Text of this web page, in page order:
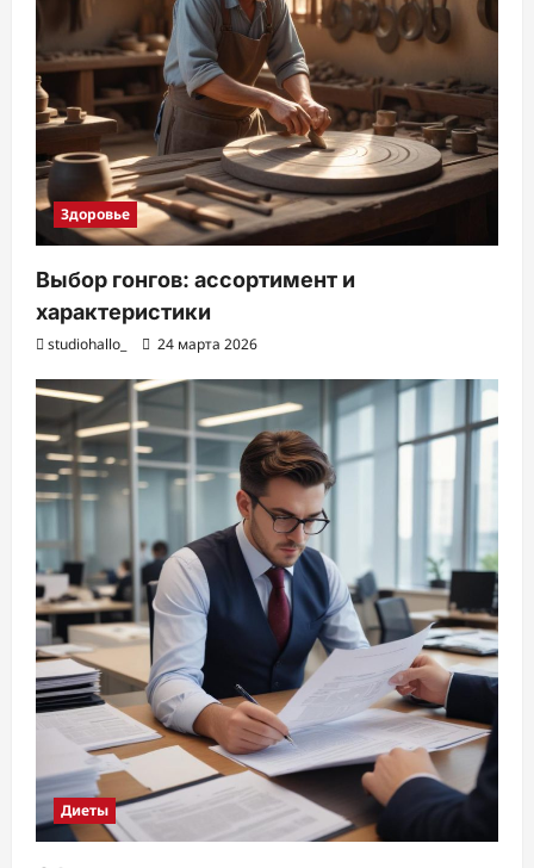
Здоровье
Выбор гонгов: ассортимент и
характеристики
studiohallo_ 24 марта 2026
Диеты